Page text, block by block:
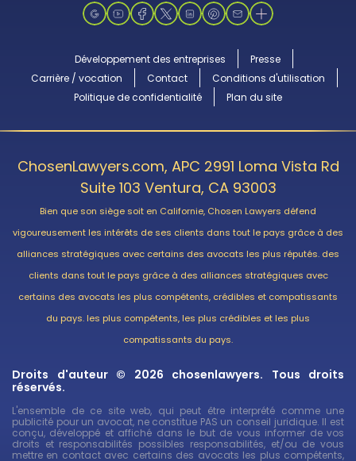
Développement des entreprises
Presse
Carrière / vocation
Contact
Conditions d'utilisation
Politique de confidentialité
Plan du site
ChosenLawyers.com, APC 2991 Loma Vista Rd
Suite 103 Ventura, CA 93003
Bien que son siège soit en Californie, Chosen Lawyers défend
vigoureusement les intérêts de ses clients dans tout le pays grâce à des
alliances stratégiques avec certains des avocats les plus réputés. des
clients dans tout le pays grâce à des alliances stratégiques avec
certains des avocats les plus compétents, crédibles et compatissants
du pays. les plus compétents, les plus crédibles et les plus
compatissants du pays.
Droits d'auteur © 2026 chosenlawyers. Tous droits
réservés.
L'ensemble de ce site web, qui peut être interprété comme une
publicité pour un avocat, ne constitue PAS un conseil juridique. Il est
conçu, développé et affiché dans le but de vous informer de vos
droits et responsabilités possibles responsabilités, et/ou de vous
mettre en contact avec certains des avocats les plus compétents,